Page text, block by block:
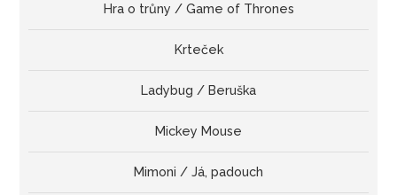
Hra o trůny / Game of Thrones
Krteček
Ladybug / Beruška
Mickey Mouse
Mimoni / Já, padouch